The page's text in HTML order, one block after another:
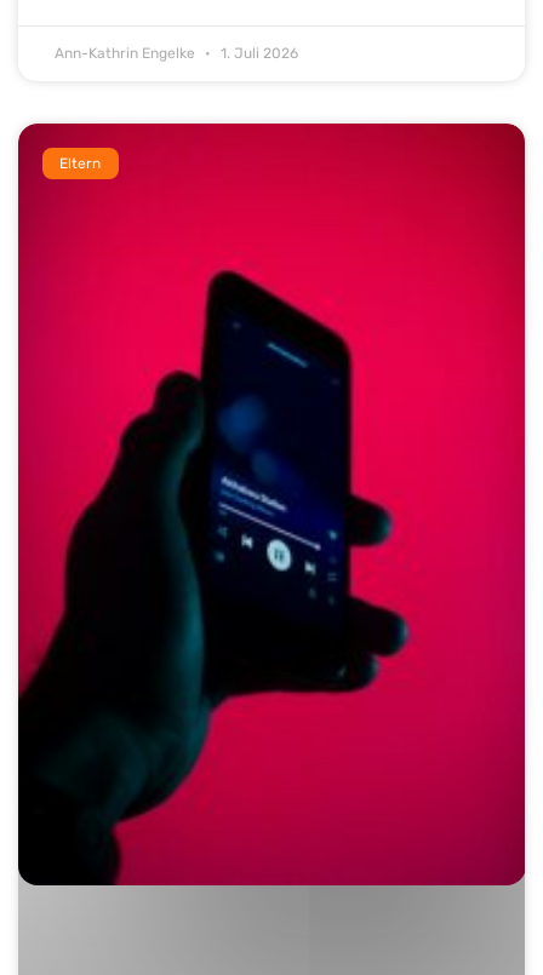
Ann-Kathrin Engelke 1. Juli 2026
Eltern